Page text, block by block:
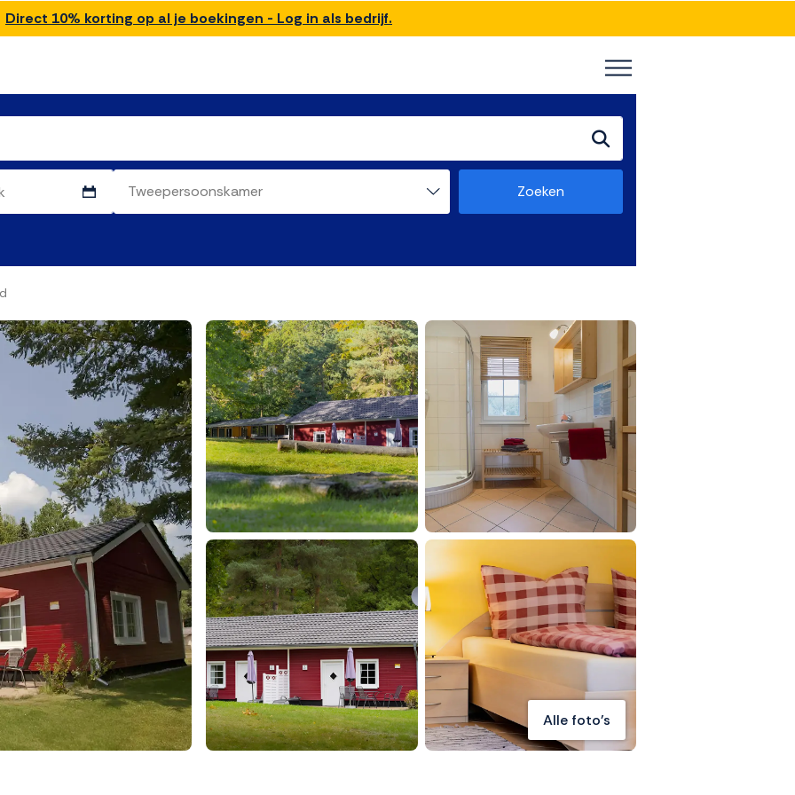
Direct 10% korting op al je boekingen - Log in als bedrijf.
Zoeken
Alle foto's